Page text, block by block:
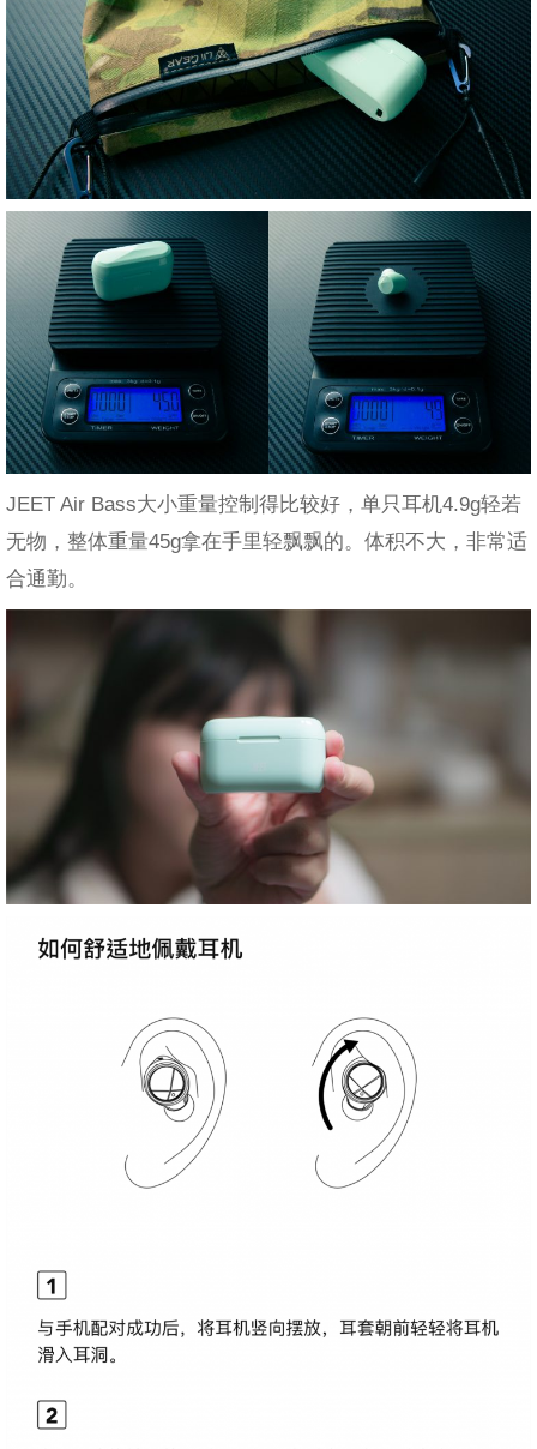
JEET Air Bass大小重量控制得比较好，单只耳机4.9g轻若
无物，整体重量45g拿在手里轻飘飘的。体积不大，非常适
合通勤。